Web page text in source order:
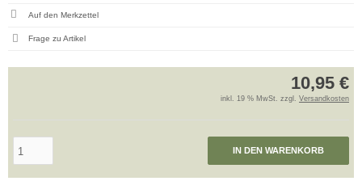
10,95 €
inkl. 19 % MwSt. zzgl. Versandkosten
IN DEN WARENKORB
Frage zu Artikel